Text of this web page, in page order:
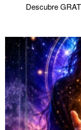
Descubre